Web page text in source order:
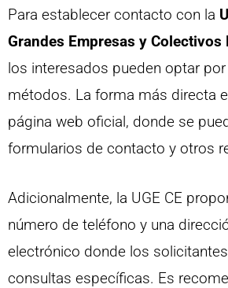
Para establecer contacto con la
Grandes Empresas y Colectivos
los interesados pueden optar
métodos. La forma más directa
página web oficial, donde se
formularios de contacto y otros
Adicionalmente, la UGE CE
número de teléfono y una
electrónico donde los
consultas específicas. Es